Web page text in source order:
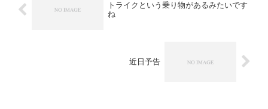
トライクという乗り物があるみたいです
ね
近日予告